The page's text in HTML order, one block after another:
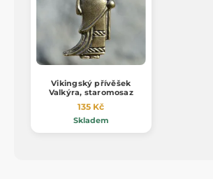
Vikingský přívěšek
Valkýra, staromosaz
135 Kč
Skladem